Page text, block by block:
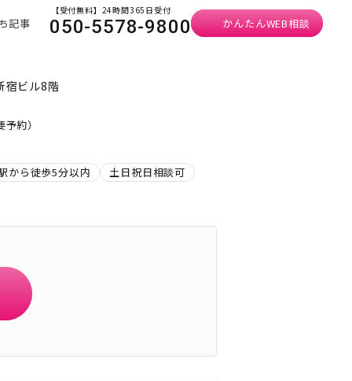
記事
【受付無料】24時間365日受付
050-5578-9800 かんたんWEB相談
宿ビル8階
約）
から徒歩5分以内 土日祝日相談可